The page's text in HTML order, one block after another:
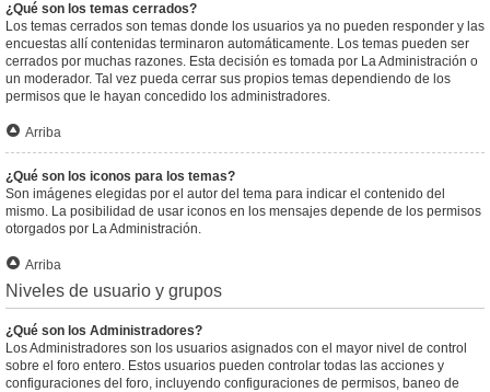
¿Qué son los temas cerrados?
Los temas cerrados son temas donde los usuarios ya no pueden responder y las
encuestas allí contenidas terminaron automáticamente. Los temas pueden ser
cerrados por muchas razones. Esta decisión es tomada por La Administración o
un moderador. Tal vez pueda cerrar sus propios temas dependiendo de los
permisos que le hayan concedido los administradores.
Arriba
¿Qué son los iconos para los temas?
Son imágenes elegidas por el autor del tema para indicar el contenido del
mismo. La posibilidad de usar iconos en los mensajes depende de los permisos
otorgados por La Administración.
Arriba
Niveles de usuario y grupos
¿Qué son los Administradores?
Los Administradores son los usuarios asignados con el mayor nivel de control
sobre el foro entero. Estos usuarios pueden controlar todas las acciones y
configuraciones del foro, incluyendo configuraciones de permisos, baneo de